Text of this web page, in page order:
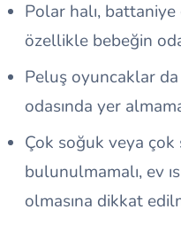
Polar halı,
özellikle bebeğin
Peluş oyuncaklar
odasında yer
Çok soğuk veya çok
bulunulmamalı, ev
olmasına dikkat